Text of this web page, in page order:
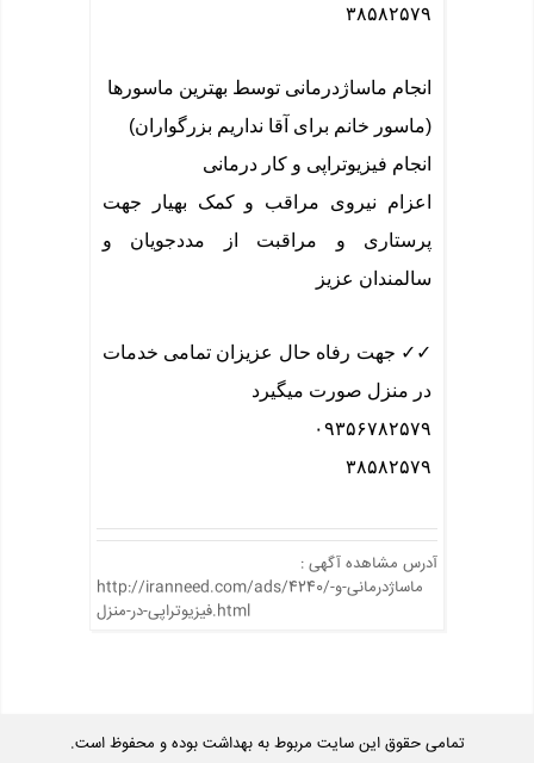
۳۸۵۸۲۵۷۹
انجام ماساژدرمانی توسط بهترین ماسورها
(ماسور خانم برای آقا نداریم بزرگواران)
انجام فیزیوتراپی و کار درمانی
اعزام نیروی مراقب و کمک بهیار جهت
پرستاری و مراقبت از مددجویان و
سالمندان عزیز
✓✓ جهت رفاه حال عزیزان تمامی خدمات
در منزل صورت میگیرد
۰۹۳۵۶۷۸۲۵۷۹
۳۸۵۸۲۵۷۹
آدرس مشاهده آگهی :
http://iranneed.com/ads/4240/ماساژدرمانی-و-
فیزیوتراپی-در-منزل.html
تمامی حقوق این سایت مربوط به بهداشت بوده و محفوظ است.